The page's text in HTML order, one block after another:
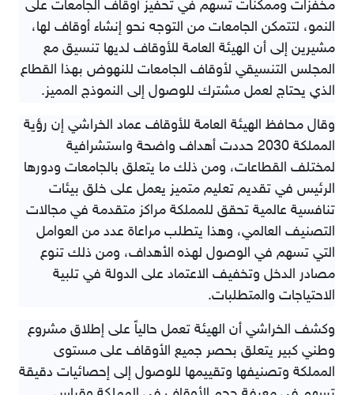
مخفزات وممكنات تسهم في تحفيز أوقاف الجامعات على
النمو، لتتمكن الجامعات من التوجه نحو إنشاء أوقاف لها،
مشيرين إلى أن الهيئة العامة للأوقاف لديها تنسيق مع
المجلس التنسيقي لأوقاف الجامعات للنهوض بهذا القطاع
الذي يحتاج لعمل مشترك للوصول إلى النموذج المميز.
وقال محافظ الهيئة العامة للأوقاف عماد الخراشي إن رؤية
المملكة 2030 حددت أهداف واضحة واستشرافية
لمختلف القطاعات، ومن ذلك ما يتعلق بالجامعات ودورها
الرئيس في تقديم تعليم متميز يعمل على خلق بيئات
تنافسية عالمية تحقق للمملكة مراكز متقدمة في مجالات
التصنيف العالمي، وهذا يتطلب مراعاة عدد من العوامل
التي تسهم في الوصول لهذه الأهداف، ومن ذلك تنوع
مصادر الدخل وتخفيف الاعتماد على الدولة في تلبية
الاحتياجات والمتطلبات.
وكشف الخراشي أن الهيئة تعمل حالياً على إطلاق مشروع
وطني كبير يتعلق بحصر جميع الأوقاف على مستوى
المملكة وتصنيفها وتقييمها للوصول إلى إحصائيات دقيقة